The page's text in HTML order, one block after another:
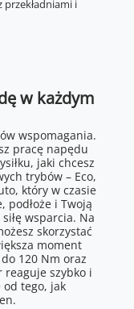
w każdym
wspomagania.
pracę napędu
jaki chcesz
trybów – Eco,
który w czasie
podłoże i Twoją
wsparcia. Na
skorzystać
moment
120 Nm oraz
reaguje szybko i
tego, jak